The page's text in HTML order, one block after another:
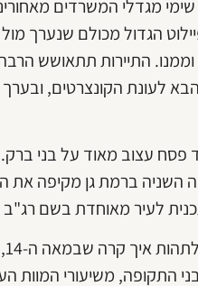
מגדלי המשרדים
הגדול מכולם שנערך מול
התיירות תתאושש הרבה
לעונת הקונצרטים,
עצוב מאוד על בני
השניה ברמת גן מקיפה
לעיר מאוחדת בשם רג"ב